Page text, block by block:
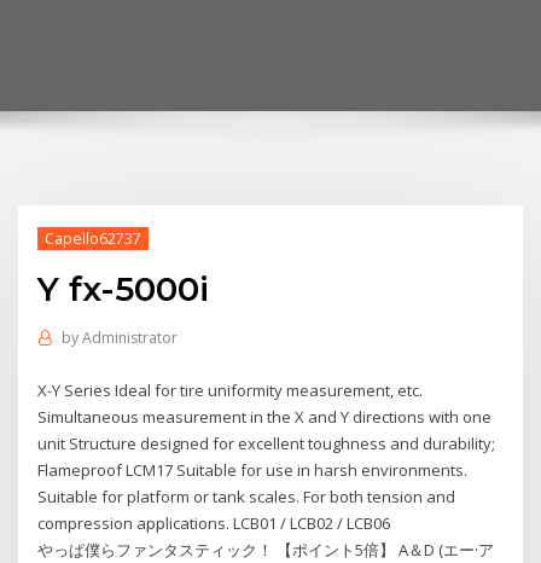
Capello62737
Y fx-5000i
byAdministrator
X-Y Series Ideal for tire uniformity measurement, etc.
Simultaneous measurement in the X and Y directions with one
unit Structure designed for excellent toughness and durability;
Flameproof LCM17 Suitable for use in harsh environments.
Suitable for platform or tank scales. For both tension and
compression applications. LCB01 / LCB02 / LCB06
やっぱ僕らファンタスティック！ 【ポイント5倍】 A＆D (エー·ア